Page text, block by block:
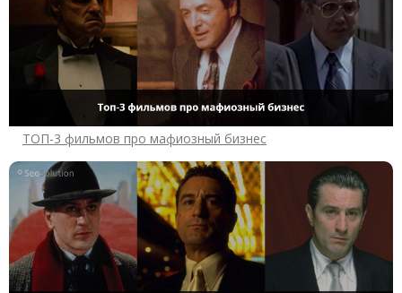
ТОП-3 фильмов про мафиозный бизнес